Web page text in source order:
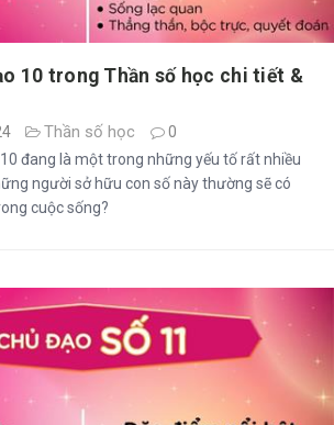
10 trong Thần số học chi tiết &
Thần số học
0
đang là một trong những yếu tố rất nhiều
người sở hữu con số này thường sẽ có
cuộc sống?